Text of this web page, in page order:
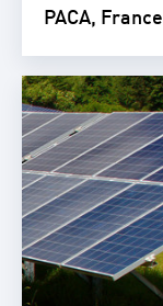
PACA, France